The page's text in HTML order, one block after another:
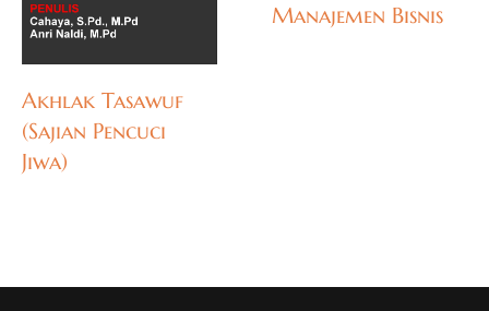
Akhlak Tasawuf
(Sajian Pencuci
Jiwa)
Manajemen Bisnis